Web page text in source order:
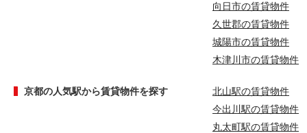
向日市の賃貸物件
久世郡の賃貸物件
城陽市の賃貸物件
木津川市の賃貸物件
京都の人気駅から賃貸物件を探す
北山駅の賃貸物件
今出川駅の賃貸物件
丸太町駅の賃貸物件